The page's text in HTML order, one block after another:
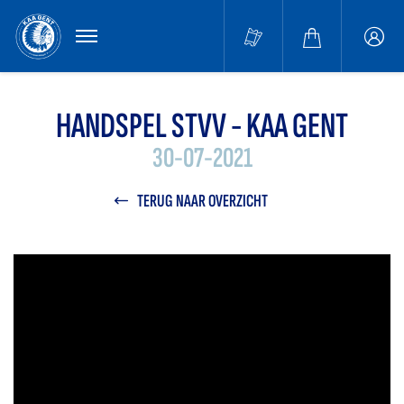
MENU
HANDSPEL STVV - KAA GENT
30-07-2021
TERUG NAAR OVERZICHT